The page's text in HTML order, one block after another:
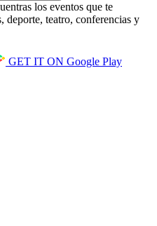
los eventos que te
deporte, teatro, conferencias y
GET IT ON Google Play